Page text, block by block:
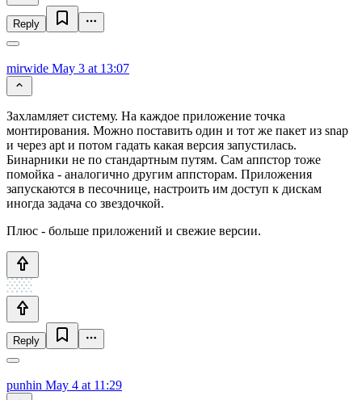
Reply
mirwide May 3 at 13:07
Захламляет систему. На каждое приложение точка
монтирования. Можно поставить один и тот же пакет из snap
и через apt и потом гадать какая версия запустилась.
Бинарники не по стандартным путям. Сам аппстор тоже
помойка - аналогично другим аппсторам. Приложения
запускаются в песочнице, настроить им доступ к дискам
иногда задача со звездочкой.
Плюс - больше приложений и свежие версии.
Reply
punhin May 4 at 11:29